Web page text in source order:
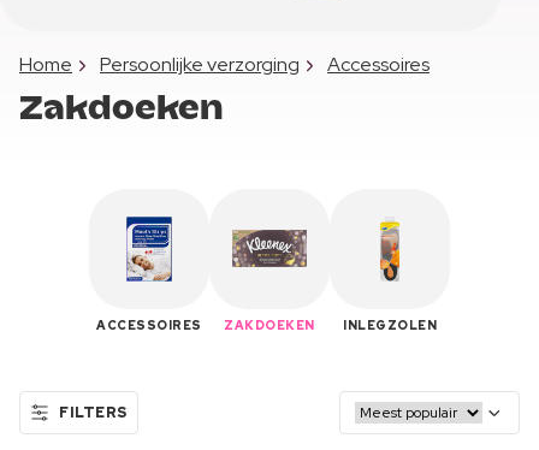
Home Persoonlijke verzorging Accessoires
Zakdoeken
ACCESSOIRES ZAKDOEKEN INLEGZOLEN
FILTERS